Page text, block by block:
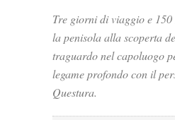
Tre giorni di viaggio e
la penisola alla scoperta
traguardo nel capoluogo
legame profondo con il
Questura.